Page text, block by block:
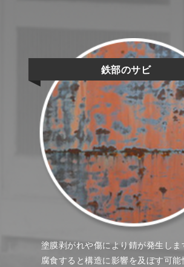
鉄部のサビ
塗膜剥がれや傷により錆が発生し
腐食すると構造に影響を及ぼす可能